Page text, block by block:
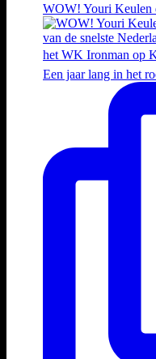
WOW! Youri Keulen
Een jaar lang in het